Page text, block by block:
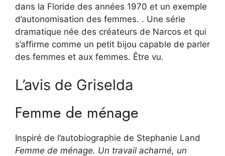
dans la Floride des années 1970 et un exemple
d’autonomisation des femmes. . Une série
dramatique née des créateurs de Narcos et qui
s’affirme comme un petit bijou capable de parler
des femmes et aux femmes. Être vu.
L’avis de Griselda
Femme de ménage
Inspiré de l’autobiographie de Stephanie Land
Femme de ménage. Un travail acharné, un